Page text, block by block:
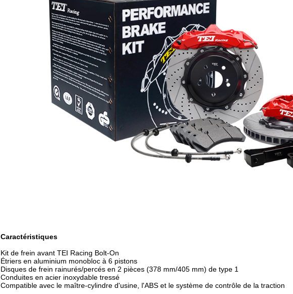
Caractéristiques
Kit de frein avant TEI Racing Bolt-On
Étriers en aluminium monobloc à 6 pistons
Disques de frein rainurés/percés en 2 pièces (378 mm/405 mm) de type 1
Conduites en acier inoxydable tressé
Compatible avec le maître-cylindre d'usine, l'ABS et le système de contrôle de la traction